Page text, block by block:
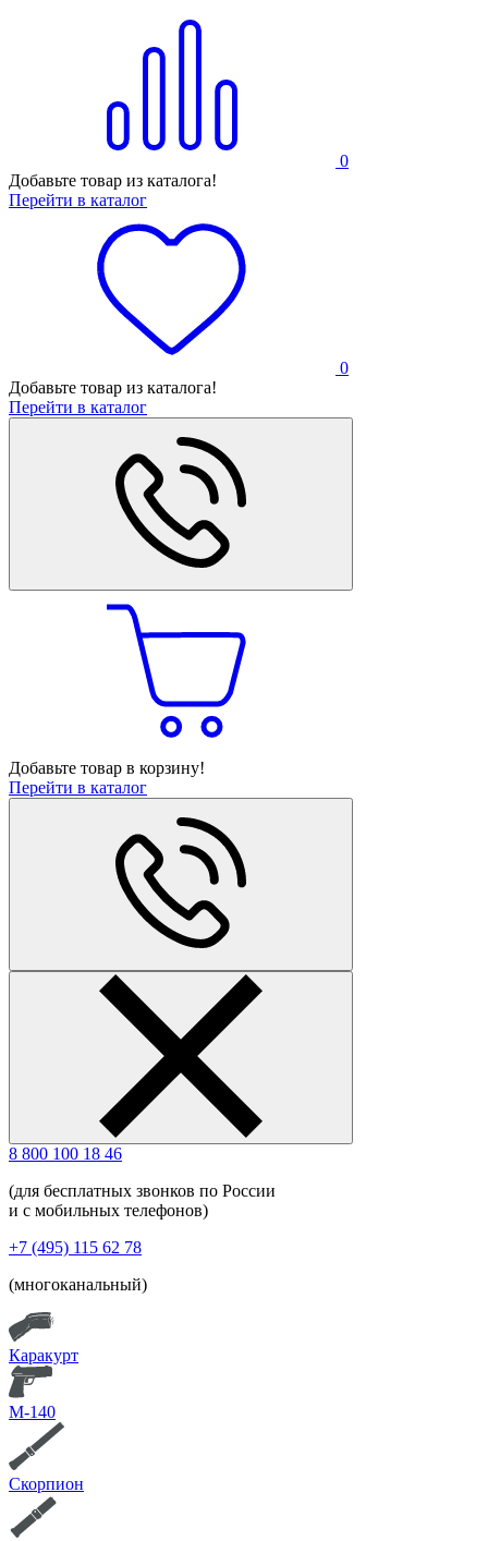
0
Добавьте товар из каталога!
Перейти в каталог
0
Добавьте товар из каталога!
Перейти в каталог
Добавьте товар в корзину!
Перейти в каталог
8 800 100 18 46
(для бесплатных звонков по России
и с мобильных телефонов)
+7 (495) 115 62 78
(многоканальный)
Каракурт
М-140
Скорпион